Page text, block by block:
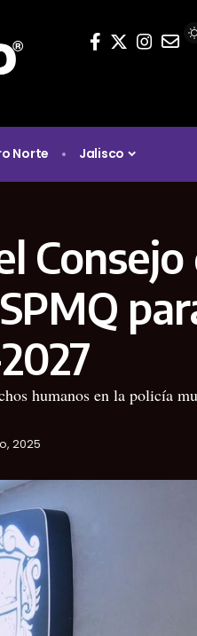
Norte Jalisco
Consejo
humanos en la policía
2025